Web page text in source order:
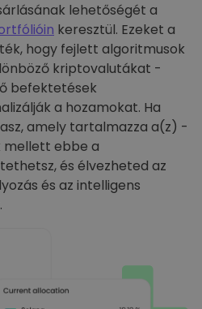
lehetőségét a
keresztül. Ezeket a
hogy fejlett algoritmusok
kriptovalutákat -
befektetések
a hozamokat. Ha
amely tartalmazza a(z) -
mellett ebbe a
és élvezheted az
és az intelligens